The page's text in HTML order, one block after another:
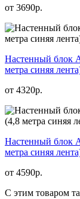
от 3690р.
Настенный блок
метра синяя
от 4320р.
Настенный блок
метра синяя
от 4590р.
С этим товаром